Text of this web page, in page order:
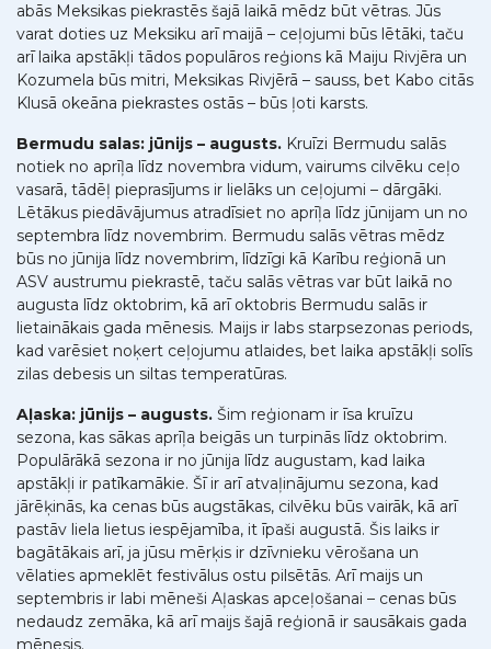
abās Meksikas piekrastēs šajā laikā mēdz būt vētras. Jūs
varat doties uz Meksiku arī maijā – ceļojumi būs lētāki, taču
arī laika apstākļi tādos populāros reģions kā Maiju Rivjēra un
Kozumela būs mitri, Meksikas Rivjērā – sauss, bet Kabo citās
Klusā okeāna piekrastes ostās – būs ļoti karsts.
Bermudu salas: jūnijs – augusts. Kruīzi Bermudu salās
notiek no aprīļa līdz novembra vidum, vairums cilvēku ceļo
vasarā, tādēļ pieprasījums ir lielāks un ceļojumi – dārgāki.
Lētākus piedāvājumus atradīsiet no aprīļa līdz jūnijam un no
septembra līdz novembrim. Bermudu salās vētras mēdz
būs no jūnija līdz novembrim, līdzīgi kā Karību reģionā un
ASV austrumu piekrastē, taču salās vētras var būt laikā no
augusta līdz oktobrim, kā arī oktobris Bermudu salās ir
lietainākais gada mēnesis. Maijs ir labs starpsezonas periods,
kad varēsiet noķert ceļojumu atlaides, bet laika apstākļi solīs
zilas debesis un siltas temperatūras.
Aļaska: jūnijs – augusts. Šim reģionam ir īsa kruīzu
sezona, kas sākas aprīļa beigās un turpinās līdz oktobrim.
Populārākā sezona ir no jūnija līdz augustam, kad laika
apstākļi ir patīkamākie. Šī ir arī atvaļinājumu sezona, kad
jārēķinās, ka cenas būs augstākas, cilvēku būs vairāk, kā arī
pastāv liela lietus iespējamība, it īpaši augustā. Šis laiks ir
bagātākais arī, ja jūsu mērķis ir dzīvnieku vērošana un
vēlaties apmeklēt festivālus ostu pilsētās. Arī maijs un
septembris ir labi mēneši Aļaskas apceļošanai – cenas būs
nedaudz zemāka, kā arī maijs šajā reģionā ir sausākais gada
mēnesis.